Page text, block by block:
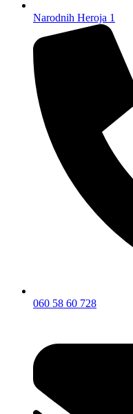
Narodnih Heroja 1
060 58 60 728